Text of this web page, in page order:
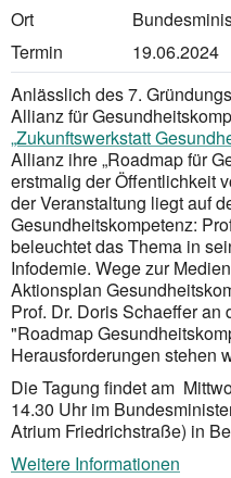
Ort
Termin
19.06.2024
Anlässlich des 7.
Allianz für
„Zukunftswerkstatt
Allianz ihre „Roadmap für
erstmalig der Öffentlichkeit
der Veranstaltung liegt auf
Gesundheitskompetenz:
beleuchtet das Thema in
Infodemie. Wege zur
Aktionsplan
Prof. Dr. Doris Schaeffer
"Roadmap
Herausforderungen stehen
Die Tagung findet am
14.30 Uhr im
Atrium Friedrichstraße) in
Weitere Informationen